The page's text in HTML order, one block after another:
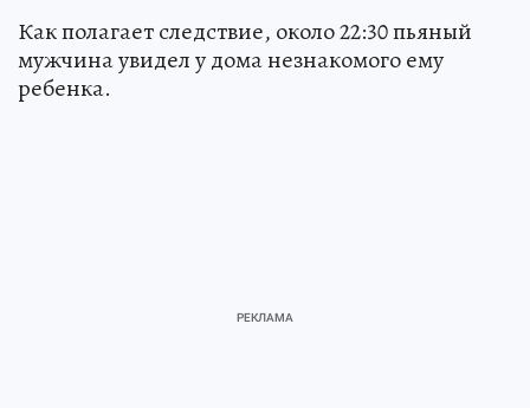
Как полагает следствие, около 22:30 пьяный
мужчина увидел у дома незнакомого ему
ребенка.